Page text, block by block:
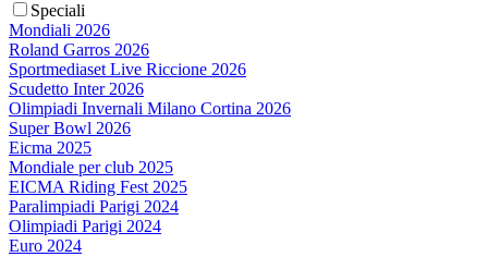
Speciali
Mondiali 2026
Roland Garros 2026
Sportmediaset Live Riccione 2026
Scudetto Inter 2026
Olimpiadi Invernali Milano Cortina 2026
Super Bowl 2026
Eicma 2025
Mondiale per club 2025
EICMA Riding Fest 2025
Paralimpiadi Parigi 2024
Olimpiadi Parigi 2024
Euro 2024